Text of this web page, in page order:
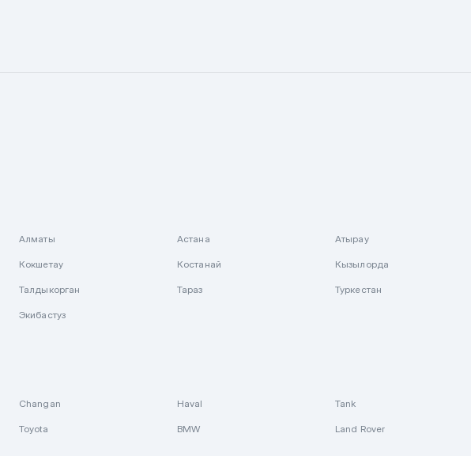
Алматы Астана Атырау
Кокшетау Костанай Кызылорда
Талдыкорган Тараз Туркестан
Экибастуз
Changan Haval Tank
Toyota BMW Land Rover